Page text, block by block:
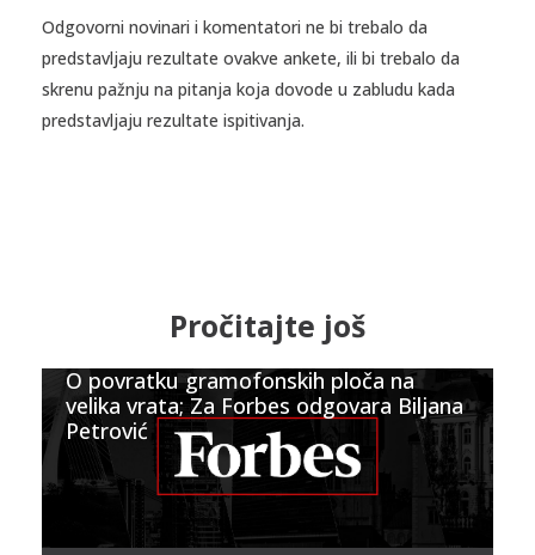
Odgovorni novinari i komentatori ne bi trebalo da
predstavljaju rezultate ovakve ankete, ili bi trebalo da
skrenu pažnju na pitanja koja dovode u zabludu kada
predstavljaju rezultate ispitivanja.
Pročitajte još
O povratku gramofonskih ploča na
velika vrata; Za Forbes odgovara Biljana
Petrović